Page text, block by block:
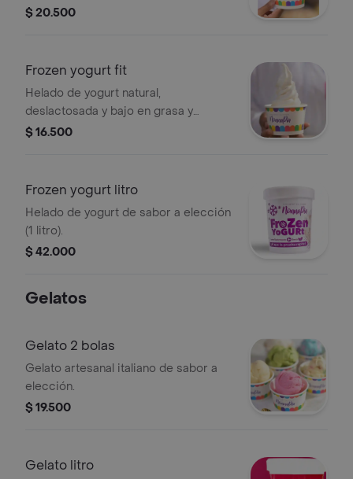
grasa, toppings y tamaño a elección.
$ 20.500
Frozen yogurt fit
Helado de yogurt natural,
deslactosada y bajo en grasa y
endulzado con stevia. . tamaño a
$ 16.500
Frozen yogurt litro
Helado de yogurt de sabor a elección
(1 litro).
$ 42.000
Gelatos
Gelato 2 bolas
Gelato artesanal italiano de sabor a
elección.
$ 19.500
Gelato litro